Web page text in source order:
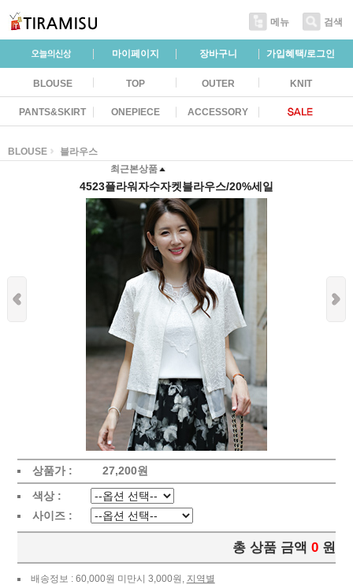
메뉴 검색
마이페이지 장바구니 가입혜택/로그인
BLOUSE TOP OUTER KNIT
PANTS&SKIRT ONEPIECE ACCESSORY
BLOUSE
블라우스
최근본상품
4523플라워자수자켓블라우스/20%세일
상품가 : 27,200원
색상 :
사이즈 :
총 상품 금액 0 원
배송정보 : 60,000원 미만시 3,000원, 지역별